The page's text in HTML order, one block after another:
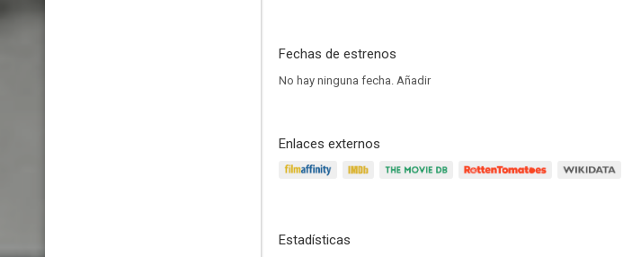
Fechas de estrenos
No hay ninguna fecha. Añadir
Enlaces externos
Estadísticas